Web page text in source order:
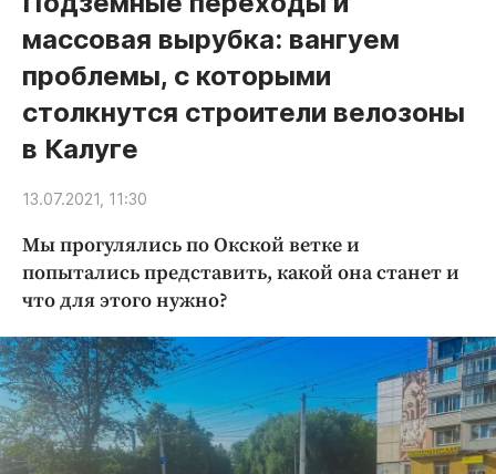
Новости компаний
Статьи
Народные новости
Авто и транспорт
Благоустройство
Криминал
Недвижимость и ЖКХ
Образование
Погода
Праздники
Происшествия
Спорт
массовая вырубка: вангуем
проблемы, с которыми
столкнутся строители велозоны
в Калуге
13.07.2021, 11:30
Мы прогулялись по Окской ветке и
попытались представить, какой она станет и
что для этого нужно?